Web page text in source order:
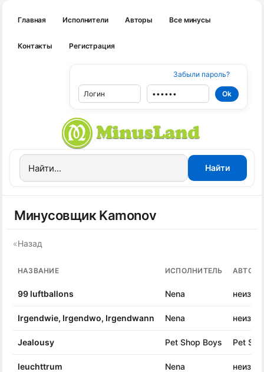
Главная Исполнители Авторы Все минусы
Контакты Регистрация
Забыли пароль?
Минусовщик Kamonov
«Назад
НАЗВАНИЕ ИСПОЛНИТЕЛЬ АВТОР
99 luftballons Nena
Irgendwie, Irgendwo, Irgendwann Nena
Jealousy Pet Shop Boys Pet
leuchttrum Nena